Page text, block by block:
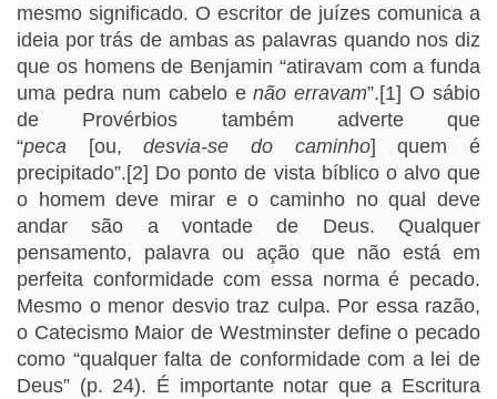
mesmo significado. O escritor de juízes comunica a
ideia por trás de ambas as palavras quando nos diz
que os homens de Benjamin “atiravam com a funda
uma pedra num cabelo enão erravam”.[1] O sábio
de Provérbios também adverte que
“peca [ou,desvia-se do caminho] quem é
precipitado”.[2] Do ponto de vista bíblico o alvo que
o homem deve mirar e o caminho no qual deve
andar são a vontade de Deus. Qualquer
pensamento, palavra ou ação que não está em
perfeita conformidade com essa norma é pecado.
Mesmo o menor desvio traz culpa. Por essa razão,
o Catecismo Maior de Westminster define o pecado
como “qualquer falta de conformidade com a lei de
Deus” (p. 24). É importante notar que a Escritura